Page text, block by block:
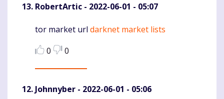
RobertArtic - 2022-06-01 - 05:07
Komentaras
tor market url darknet market lists
0
0
Johnnyber - 2022-06-01 - 05:06